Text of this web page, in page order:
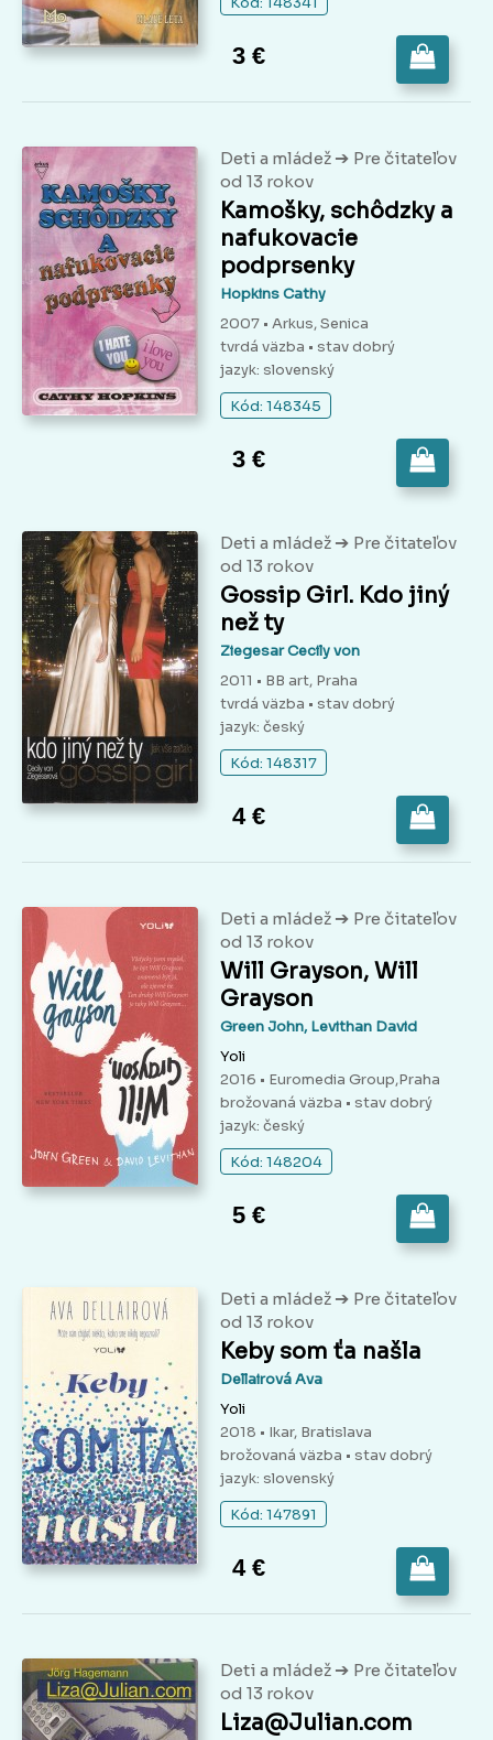
3 €
Deti a mládež ➔ Pre čitateľov
od 13 rokov
Kamošky, schôdzky a
nafukovacie
podprsenky
Hopkins Cathy
2007 • Arkus, Senica
tvrdá väzba • stav dobrý
jazyk: slovenský
Kód: 148345
3 €
Deti a mládež ➔ Pre čitateľov
od 13 rokov
Gossip Girl. Kdo jiný
než ty
Ziegesar Cecily von
2011 • BB art, Praha
tvrdá väzba • stav dobrý
jazyk: český
Kód: 148317
4 €
Deti a mládež ➔ Pre čitateľov
od 13 rokov
Will Grayson, Will
Grayson
Green John, Levithan David
Yoli
2016 • Euromedia Group,Praha
brožovaná väzba • stav dobrý
jazyk: český
Kód: 148204
5 €
Deti a mládež ➔ Pre čitateľov
od 13 rokov
Keby som ťa našla
Dellairová Ava
Yoli
2018 • Ikar, Bratislava
brožovaná väzba • stav dobrý
jazyk: slovenský
Kód: 147891
4 €
Deti a mládež ➔ Pre čitateľov
od 13 rokov
Liza@Julian.com